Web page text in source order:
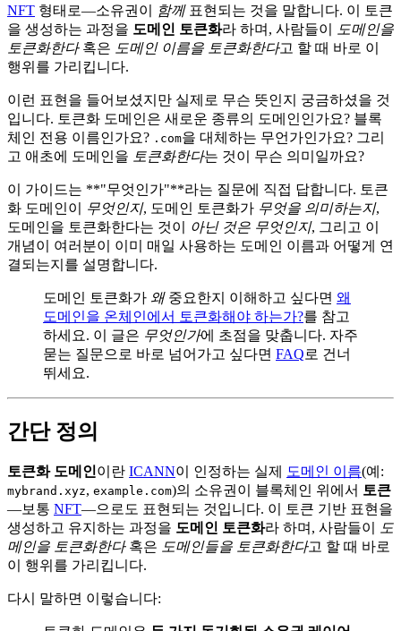
NFT 형태로—소유권이 함께표현되는 것을 말합니다. 이 토큰
을 생성하는 과정을 도메인 토큰화라 하며, 사람들이
도메인을
토큰화한다혹은 도메인 이름을 토큰화한다고 할 때 바로 이
행위를 가리킵니다.
이런 표현을 들어보셨지만 실제로 무슨 뜻인지 궁금하셨을 것
입니다. 토큰화 도메인은 새로운 종류의 도메인인가요? 블록
체인 전용 이름인가요? .com을 대체하는 무언가인가요? 그리
고 애초에 도메인을 토큰화한다는 것이 무슨 의미일까요?
이 가이드는 **"무엇인가"**라는 질문에 직접 답합니다. 토큰
화 도메인이
무엇인지, 도메인 토큰화가 무엇을 의미하는지,
도메인을 토큰화한다는 것이
아닌 것은 무엇인지, 그리고 이
개념이 여러분이 이미 매일 사용하는 도메인 이름과 어떻게 연
결되는지를 설명합니다.
도메인 토큰화가 왜중요한지 이해하고 싶다면 왜
도메인을 온체인에서 토큰화해야 하는가?를 참고
하세요. 이 글은 무엇인가에 초점을 맞춥니다. 자주
묻는 질문으로 바로 넘어가고 싶다면 FAQ로 건너
뛰세요.
간단 정의
토큰화 도메인이란 ICANN이 인정하는 실제 도메인 이름(예:
mybrand.xyz, example.com)의 소유권이 블록체인 위에서 토큰
—보통 NFT—으로도 표현되는 것입니다. 이 토큰 기반 표현을
생성하고 유지하는 과정을 도메인 토큰화라 하며, 사람들이 도
메인을 토큰화한다혹은 도메인들을 토큰화한다고 할 때 바로
이 행위를 가리킵니다.
다시 말하면 이렇습니다: